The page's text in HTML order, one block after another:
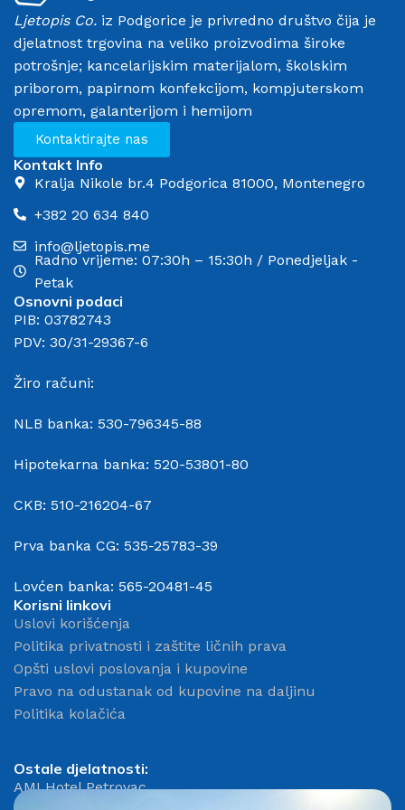
Ljetopis Co. iz Podgorice je privredno društvo čija je
djelatnost trgovina na veliko proizvodima široke
potrošnje; kancelarijskim materijalom, školskim
priborom, papirnom konfekcijom, kompjuterskom
opremom, galanterijom i hemijom
Kontaktirajte nas
Kontakt Info
Kralja Nikole br.4 Podgorica 81000, Montenegro
+382 20 634 840
info@ljetopis.me
Radno vrijeme: 07:30h – 15:30h / Ponedjeljak -
Petak
Osnovni podaci
PIB: 03782743
PDV: 30/31-29367-6
Žiro računi:
NLB banka: 530-796345-88
Hipotekarna banka: 520-53801-80
CKB: 510-216204-67
Prva banka CG: 535-25783-39
Lovćen banka: 565-20481-45
Korisni linkovi
Uslovi korišćenja
Politika privatnosti i zaštite ličnih prava
Opšti uslovi poslovanja i kupovine
Pravo na odustanak od kupovine na daljinu
Politika kolačića
Ostale djelatnosti:
AMI Hotel Petrovac